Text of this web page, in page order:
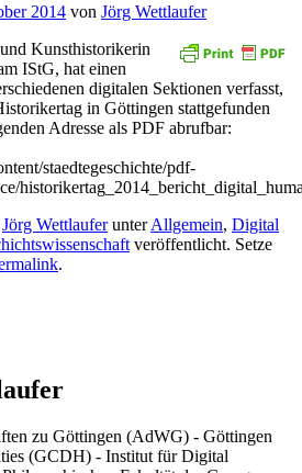
2014 von Jörg Wettlaufer
Kunsthistorikerin
IStG, hat einen
digitalen Sektionen verfasst,
in Göttingen stattgefunden
Adresse als PDF abrufbar:
staedtegeschichte/pdf-
Jörg WettlauferunterAllgemein, Digital
veröffentlicht. Setze
.
zu Göttingen (AdWG) - Göttingen
(GCDH) - Institut für Digital